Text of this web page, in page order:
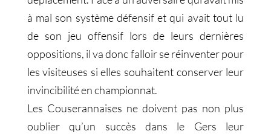
à mal son système défensif et qui avait tout lu
de son jeu offensif lors de leurs dernières
oppositions, il va donc falloir se réinventer pour
les visiteuses si elles souhaitent conserver leur
invincibilité en championnat.
Les Couserannaises ne doivent pas non plus
oublier qu’un succès dans le Gers leur